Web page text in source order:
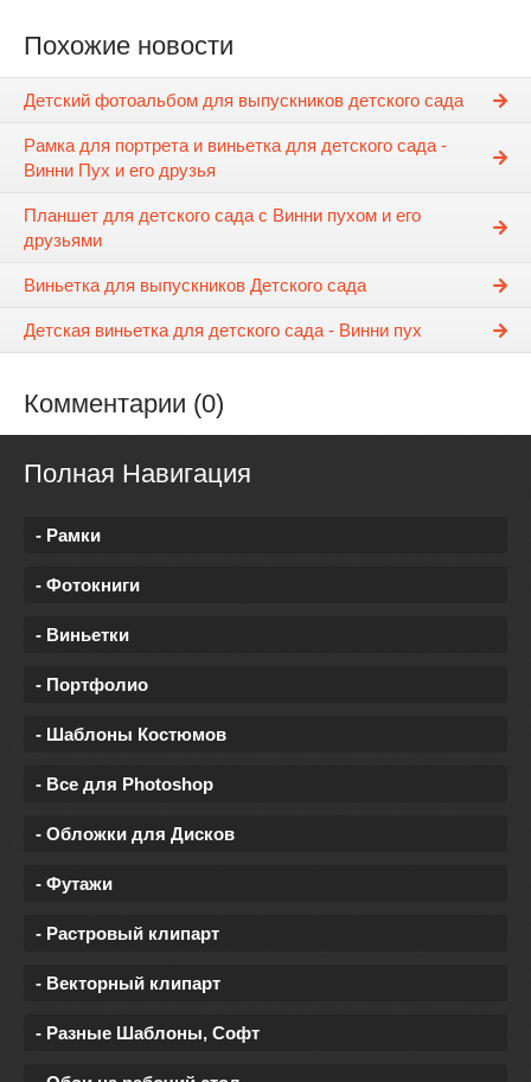
Похожие новости
Детский фотоальбом для выпускников детского сада
Рамка для портрета и виньетка для детского сада -
Винни Пух и его друзья
Планшет для детского сада с Винни пухом и его
друзьями
Виньетка для выпускников Детского сада
Детская виньетка для детского сада - Винни пух
Комментарии (0)
Полная Навигация
- Рамки
- Фотокниги
- Виньетки
- Портфолио
- Шаблоны Костюмов
- Все для Photoshop
- Обложки для Дисков
- Футажи
- Растровый клипарт
- Векторный клипарт
- Разные Шаблоны, Софт